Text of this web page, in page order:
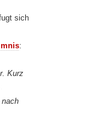
sich
:
Kurz
nach